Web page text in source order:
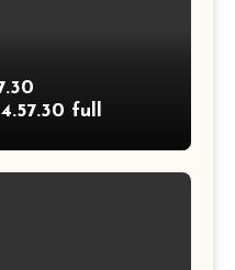
full